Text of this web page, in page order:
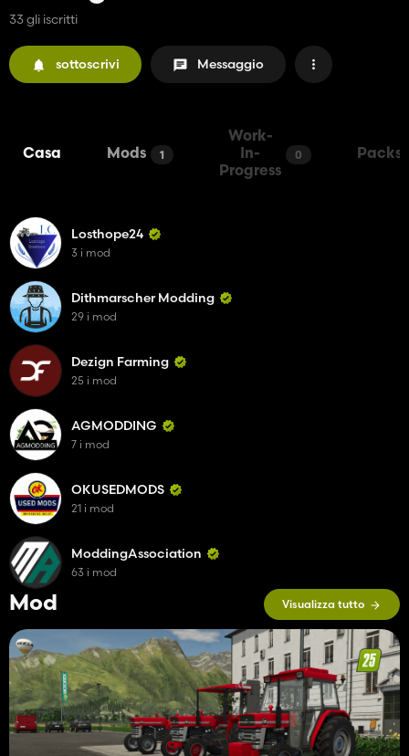
33 gli iscritti
sottoscrivi Messaggio
Casa Mods 1
Work-
In-
Progress
0 Packs
Mod Visualizza tutto
Losthope24
3 i mod
Dithmarscher Modding
29 i mod
Dezign Farming
25 i mod
AGMODDING
7 i mod
OKUSEDMODS
21 i mod
ModdingAssociation
63 i mod